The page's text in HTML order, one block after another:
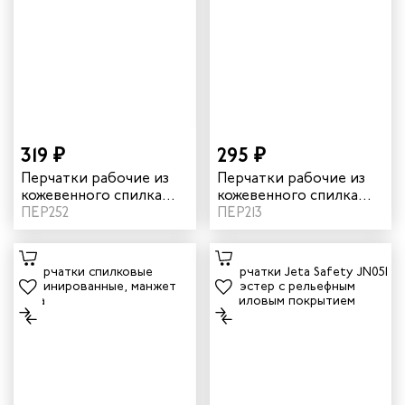
319 ₽
Перчатки рабочие из
кожевенного спилка
подкладка из мягкого
текстиля
ПЕР252
295 ₽
Перчатки рабочие из
кожевенного спилка
ETS без подкладки
ПЕР213